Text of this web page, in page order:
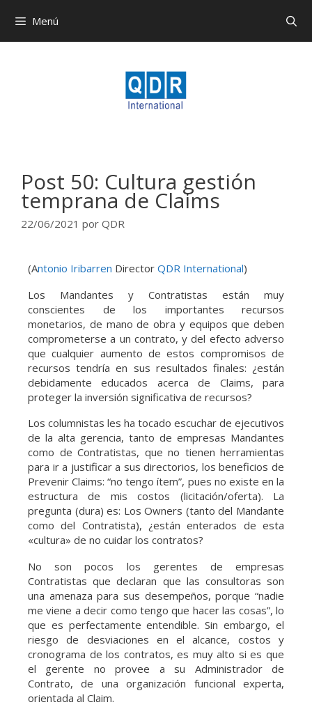
Menú
Post 50: Cultura gestión
temprana de Claims
22/06/2021 por QDR
(Antonio Iribarren Director QDR International)
Los Mandantes y Contratistas están muy
conscientes de los importantes recursos
monetarios, de mano de obra y equipos que deben
comprometerse a un contrato, y del efecto adverso
que cualquier aumento de estos compromisos de
recursos tendría en sus resultados finales: ¿están
debidamente educados acerca de Claims, para
proteger la inversión significativa de recursos?
Los columnistas les ha tocado escuchar de ejecutivos
de la alta gerencia, tanto de empresas Mandantes
como de Contratistas, que no tienen herramientas
para ir a justificar a sus directorios, los beneficios de
Prevenir Claims: “no tengo ítem”, pues no existe en la
estructura de mis costos (licitación/oferta). La
pregunta (dura) es: Los Owners (tanto del Mandante
como del Contratista), ¿están enterados de esta
«cultura» de no cuidar los contratos?
No son pocos los gerentes de empresas
Contratistas que declaran que las consultoras son
una amenaza para sus desempeños, porque “nadie
me viene a decir como tengo que hacer las cosas”, lo
que es perfectamente entendible. Sin embargo, el
riesgo de desviaciones en el alcance, costos y
cronograma de los contratos, es muy alto si es que
el gerente no provee a su Administrador de
Contrato, de una organización funcional experta,
orientada al Claim.